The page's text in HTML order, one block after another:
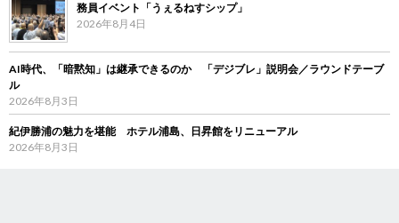
務員イベント「うぇるねすシップ」
2026年8月4日
AI時代、「暗黙知」は継承できるのか 「デジブレ」説明会／ラウンドテーブ
ル
2026年8月3日
紀伊勝浦の魅力を堪能 ホテル浦島、日昇館をリニューアル
2026年8月3日